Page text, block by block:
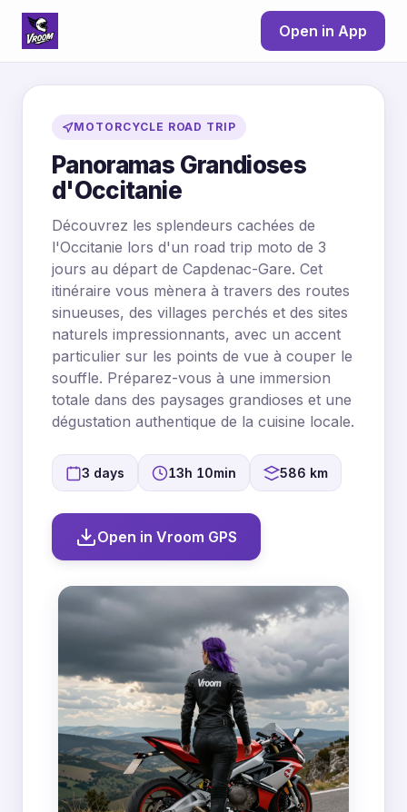
Open in App
MOTORCYCLE ROAD TRIP
Panoramas Grandioses
d'Occitanie
Découvrez les splendeurs cachées de
l'Occitanie lors d'un road trip moto de 3
jours au départ de Capdenac-Gare. Cet
itinéraire vous mènera à travers des routes
sinueuses, des villages perchés et des sites
naturels impressionnants, avec un accent
particulier sur les points de vue à couper le
souffle. Préparez-vous à une immersion
totale dans des paysages grandioses et une
dégustation authentique de la cuisine locale.
3 days 13h 10min 586 km
Open in Vroom GPS